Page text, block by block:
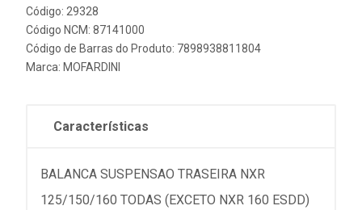
Código: 29328
Código NCM: 87141000
Código de Barras do Produto: 7898938811804
Marca: MOFARDINI
Características
BALANCA SUSPENSAO TRASEIRA NXR
125/150/160 TODAS (EXCETO NXR 160 ESDD)